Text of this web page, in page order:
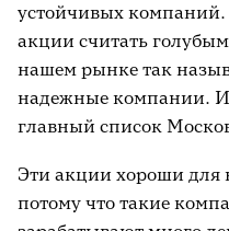
устойчивых компаний.
акции считать
нашем рынке так
надежные компании.
главный список
Эти акции хороши для
потому что такие